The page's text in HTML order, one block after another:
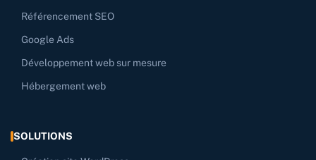
Référencement SEO
Google Ads
Développement web sur mesure
Hébergement web
SOLUTIONS